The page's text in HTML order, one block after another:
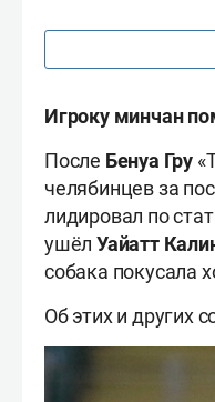
Игроку минчан
После Бенуа Гру
челябинцев за
лидировал по
ушёл Уайатт
собака покусала
Об этих и других